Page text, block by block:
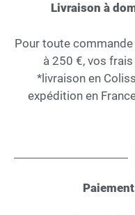
Livraison à
Pour toute commande
à 250 €, vos
*livraison en
expédition en